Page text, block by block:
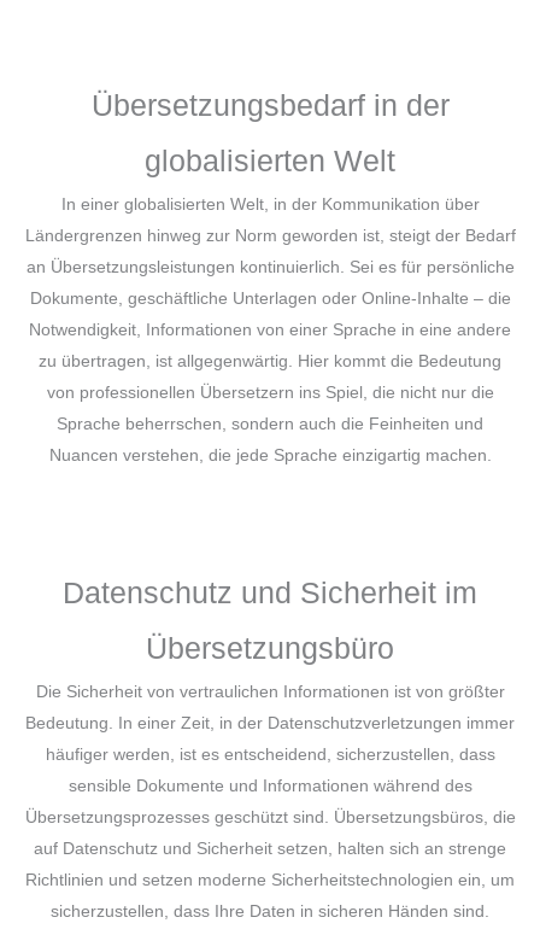
Übersetzungsbedarf in der
globalisierten Welt
In einer globalisierten Welt, in der Kommunikation über
Ländergrenzen hinweg zur Norm geworden ist, steigt der Bedarf
an Übersetzungsleistungen kontinuierlich. Sei es für persönliche
Dokumente, geschäftliche Unterlagen oder Online-Inhalte – die
Notwendigkeit, Informationen von einer Sprache in eine andere
zu übertragen, ist allgegenwärtig. Hier kommt die Bedeutung
von professionellen Übersetzern ins Spiel, die nicht nur die
Sprache beherrschen, sondern auch die Feinheiten und
Nuancen verstehen, die jede Sprache einzigartig machen.
Datenschutz und Sicherheit im
Übersetzungsbüro
Die Sicherheit von vertraulichen Informationen ist von größter
Bedeutung. In einer Zeit, in der Datenschutzverletzungen immer
häufiger werden, ist es entscheidend, sicherzustellen, dass
sensible Dokumente und Informationen während des
Übersetzungsprozesses geschützt sind. Übersetzungsbüros, die
auf Datenschutz und Sicherheit setzen, halten sich an strenge
Richtlinien und setzen moderne Sicherheitstechnologien ein, um
sicherzustellen, dass Ihre Daten in sicheren Händen sind.